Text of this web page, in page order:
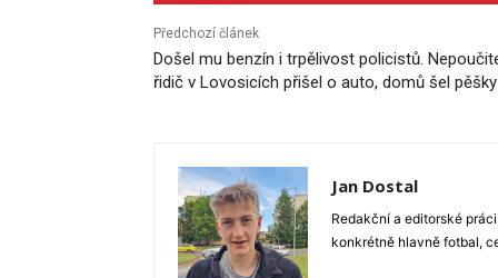
Předchozí článek
Došel mu benzín i trpělivost policistů.
řidič v Lovosicích přišel o auto, domů šel pěšky
Jan Dostal
Redakční a editorské
konkrétně hlavně fotbal,